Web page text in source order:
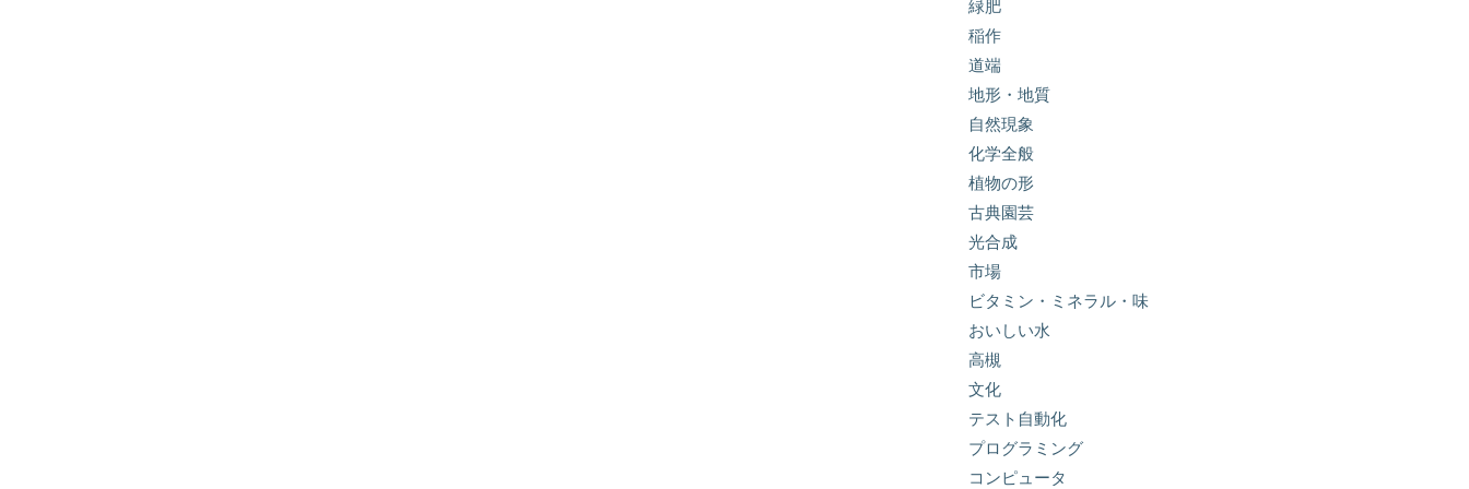
緑肥
稲作
道端
地形・地質
自然現象
化学全般
植物の形
古典園芸
光合成
市場
ビタミン・ミネラル・味
おいしい水
高槻
文化
テスト自動化
プログラミング
コンピュータ